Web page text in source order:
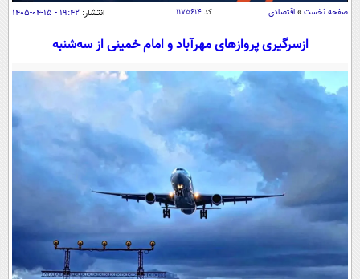
اقتصاد
اقتصادی
خودرو
جامعه
اجتماعی
سلامت
محیط زیست
سفر و تفریح
ورزشی
بین الملل
فرهنگ و هنر
علم و دانش
فناوری و It
علمی
اخبار کریپتو
قرآن
گوناگون
سرگرمی
باشگاه مغز
فیلم
اقتصاد
عصر ایران 2
صفحه نخست » اقتصادی کد ۱۱۷۵۶۱۴ انتشار: ۱۹:۴۲ - ۱۵-۰۴-۱۴۰۵
ازسرگیری پروازهای مهرآباد و امام خمینی از سه‌شنبه